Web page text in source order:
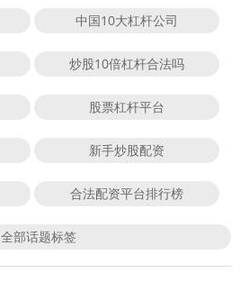
中国10大杠杆公司
炒股10倍杠杆合法吗
股票杠杆平台
新手炒股配资
合法配资平台排行榜
全部话题标签